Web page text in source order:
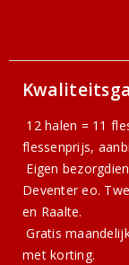
12 halen = 11
flessenprijs,
Eigen
Deventer eo.
en Raalte.
Gratis
met korting.